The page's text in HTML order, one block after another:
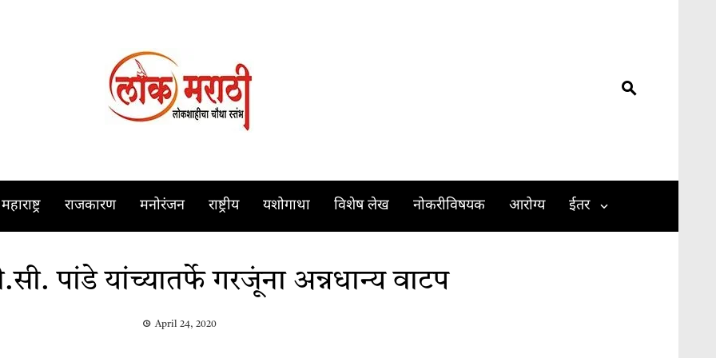
महाराष्ट्र राजकारण मनोरंजन राष्ट्रीय यशोगाथा विशेष लेख नोकरीविषयक आरोग्य ईतर
पांडे यांच्यातर्फे गरजूंना अन्नधान्य वाटप
April 24, 2020